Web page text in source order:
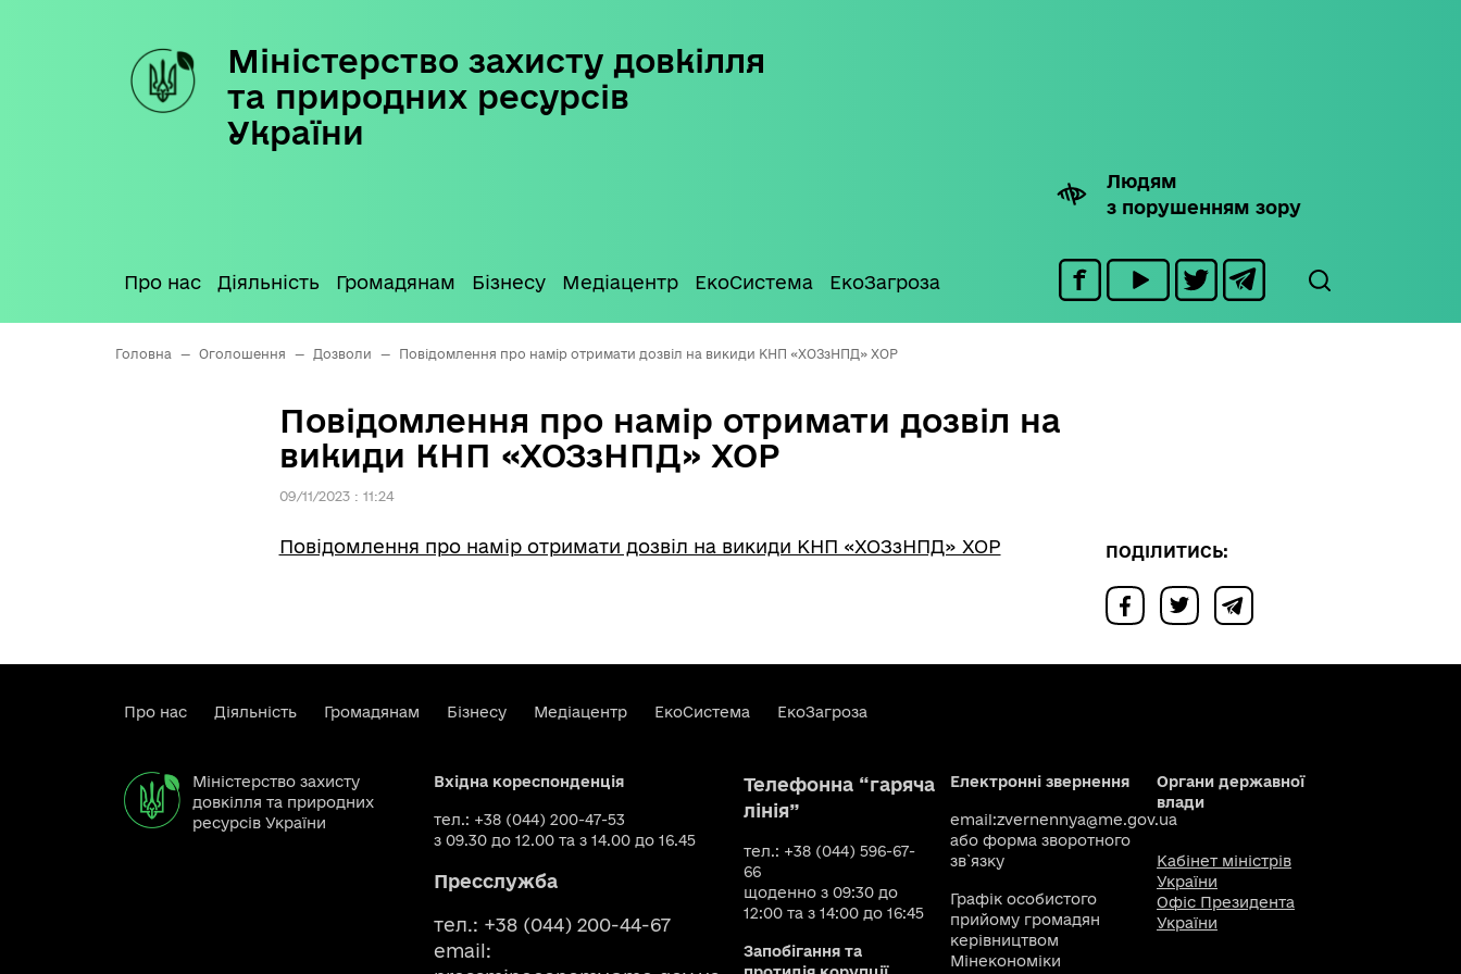
Міністерство захисту довкілля
та природних ресурсів
України
Людям
з порушенням зору
Про нас Діяльність Громадянам Бізнесу Медіацентр ЕкоСистема ЕкоЗагроза
Головна — Оголошення — Дозволи — Повідомлення про намір отримати дозвіл на викиди КНП «ХОЗзНПД» ХОР
Повідомлення про намір отримати дозвіл на
викиди КНП «ХОЗзНПД» ХОР
09/11/2023 : 11:24
Повідомлення про намір отримати дозвіл на викиди КНП «ХОЗзНПД» ХОР ПОДІЛИТИСЬ:
Про нас Діяльність Громадянам Бізнесу Медіацентр ЕкоСистема ЕкоЗагроза
Міністерство захисту
довкілля та природних
ресурсів України
Вхідна кореспонденція
тел.: +38 (044) 200-47-53
з 09.30 до 12.00 та з 14.00 до 16.45
Пресслужба
тел.: +38 (044) 200-44-67
email:
Телефонна “гаряча
лінія”
тел.: +38 (044) 596-67-
66
щоденно з 09:30 до
12:00 та з 14:00 до 16:45
Запобігання та
Електронні звернення
email:zvernennya@me.gov.ua
або форма зворотного
зв`язку
Графік особистого
прийому громадян
керівництвом
Мінекономіки
Органи державної
влади
Кабінет міністрів
України
Офіс Президента
України